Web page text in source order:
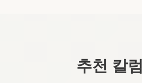
추천 칼럼